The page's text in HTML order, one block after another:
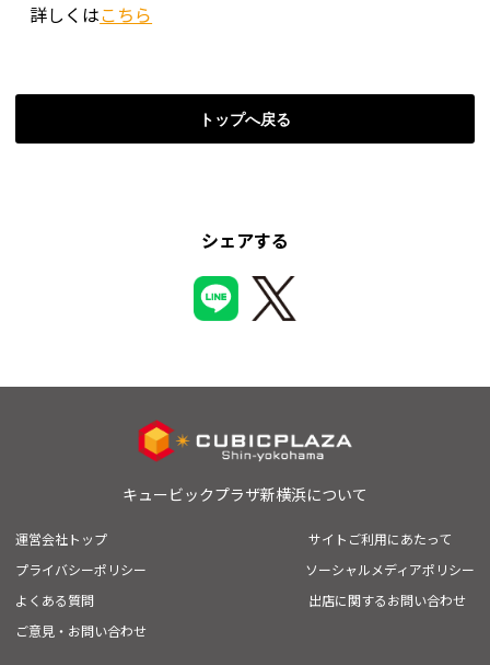
詳しくはこちら
トップへ戻る
シェアする
キュービックプラザ新横浜について
運営会社トップ
サイトご利用にあたって
プライバシーポリシー
ソーシャルメディアポリシー
よくある質問
出店に関するお問い合わせ
ご意見・お問い合わせ